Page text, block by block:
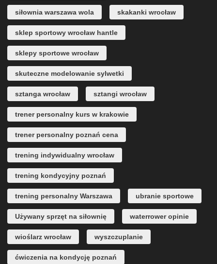
siłownia warszawa wola skakanki wrocław
sklep sportowy wrocław hantle
sklepy sportowe wrocław
skuteczne modelowanie sylwetki
sztanga wrocław sztangi wrocław
trener personalny kurs w krakowie
trener personalny poznań cena
trening indywidualny wrocław
trening kondycyjny poznań
trening personalny Warszawa ubranie sportowe
Używany sprzęt na siłownię waterrower opinie
wioślarz wrocław wyszczuplanie
ćwiczenia na kondycję poznań